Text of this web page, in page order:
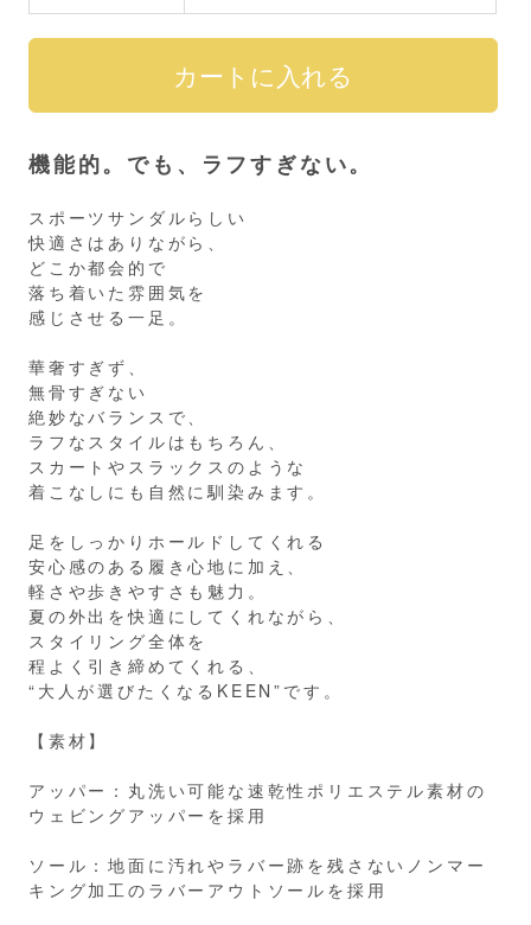
機能的。でも、ラフすぎない。
スポーツサンダルらしい
快適さはありながら、
どこか都会的で
落ち着いた雰囲気を
感じさせる一足。
華奢すぎず、
無骨すぎない
絶妙なバランスで、
ラフなスタイルはもちろん、
スカートやスラックスのような
着こなしにも自然に馴染みます。
足をしっかりホールドしてくれる
安心感のある履き心地に加え、
軽さや歩きやすさも魅力。
夏の外出を快適にしてくれながら、
スタイリング全体を
程よく引き締めてくれる、
“大人が選びたくなるKEEN”です。
【素材】
アッパー：丸洗い可能な速乾性ポリエステル素材の
ウェビングアッパーを採用
ソール：地面に汚れやラバー跡を残さないノンマー
キング加工のラバーアウトソールを採用